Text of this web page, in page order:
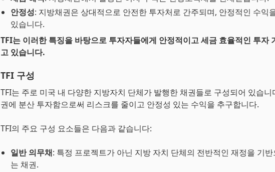
안정성: 지방채권은 상대적으로 안전한 투자처로 간주되며, 안정적인 수익
있습니다.
TFI는 이러한 특징을 바탕으로 투자자들에게 안정적이고 세금 효율적인 투자
고 있습니다.
TFI 구성
TFI는 주로 미국 내 다양한 지방자치 단체가 발행한 채권들로 구성되어 있습니
권에 분산 투자함으로써 리스크를 줄이고 안정성 있는 수익을 추구합니다.
TFI의 주요 구성 요소들은 다음과 같습니다:
일반 의무채: 특정 프로젝트가 아닌 지방 자치 단체의 전반적인 재정을 기
는 채권.